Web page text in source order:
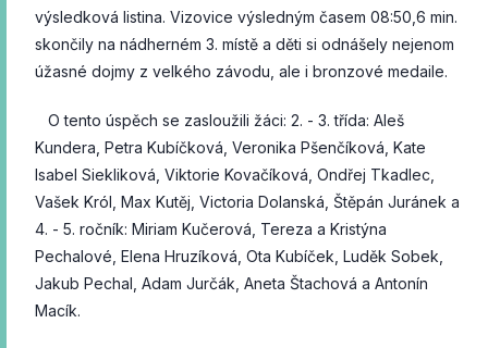
výsledková listina. Vizovice výsledným časem 08:50,6 min.
skončily na nádherném 3. místě a děti si odnášely nejenom
úžasné dojmy z velkého závodu, ale i bronzové medaile.
O tento úspěch se zasloužili žáci: 2. - 3. třída: Aleš
Kundera, Petra Kubíčková, Veronika Pšenčíková, Kate
Isabel Siekliková, Viktorie Kovačíková, Ondřej Tkadlec,
Vašek Król, Max Kutěj, Victoria Dolanská, Štěpán Juránek a
4. - 5. ročník: Miriam Kučerová, Tereza a Kristýna
Pechalové, Elena Hruzíková, Ota Kubíček, Luděk Sobek,
Jakub Pechal, Adam Jurčák, Aneta Štachová a Antonín
Macík.